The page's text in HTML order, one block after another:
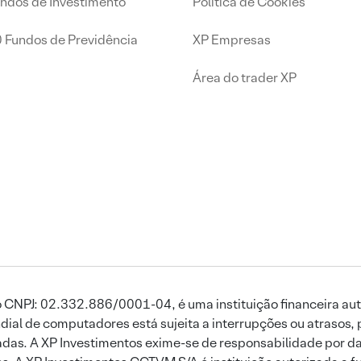
Fundos de Previdência XP Empresas
Área do trader XP
CNPJ: 02.332.886/0001-04, é uma instituição financeira
de computadores está sujeita a interrupções ou
A XP Investimentos exime-se de responsabilidade por